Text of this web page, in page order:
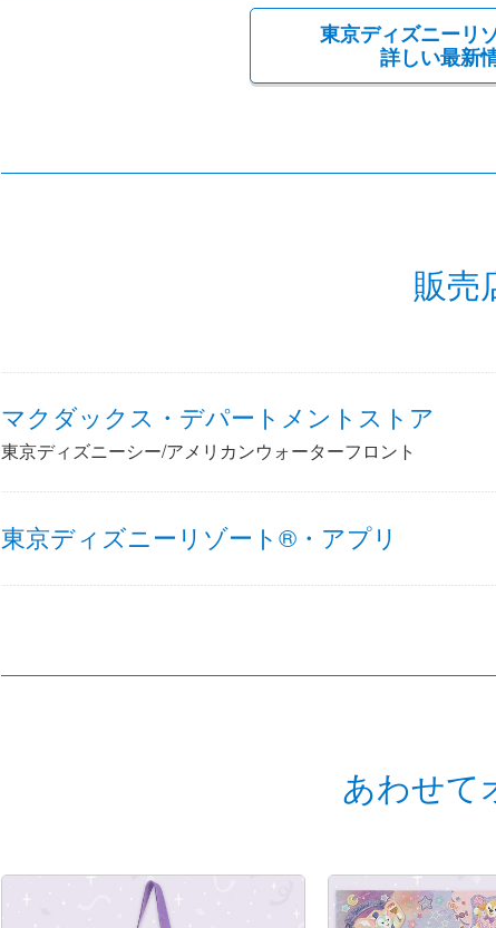
東京ディズニーリ
詳しい最新
販売
マクダックス・デパートメントストア
東京ディズニーシー/アメリカンウォーターフロント
東京ディズニーリゾート®・アプリ
あわせて